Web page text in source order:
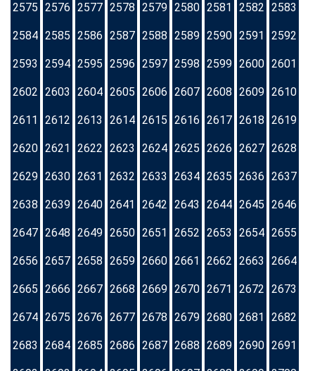
2575 2576 2577 2578 2579 2580 2581 2582 2583
2584 2585 2586 2587 2588 2589 2590 2591 2592
2593 2594 2595 2596 2597 2598 2599 2600 2601
2602 2603 2604 2605 2606 2607 2608 2609 2610
2611 2612 2613 2614 2615 2616 2617 2618 2619
2620 2621 2622 2623 2624 2625 2626 2627 2628
2629 2630 2631 2632 2633 2634 2635 2636 2637
2638 2639 2640 2641 2642 2643 2644 2645 2646
2647 2648 2649 2650 2651 2652 2653 2654 2655
2656 2657 2658 2659 2660 2661 2662 2663 2664
2665 2666 2667 2668 2669 2670 2671 2672 2673
2674 2675 2676 2677 2678 2679 2680 2681 2682
2683 2684 2685 2686 2687 2688 2689 2690 2691